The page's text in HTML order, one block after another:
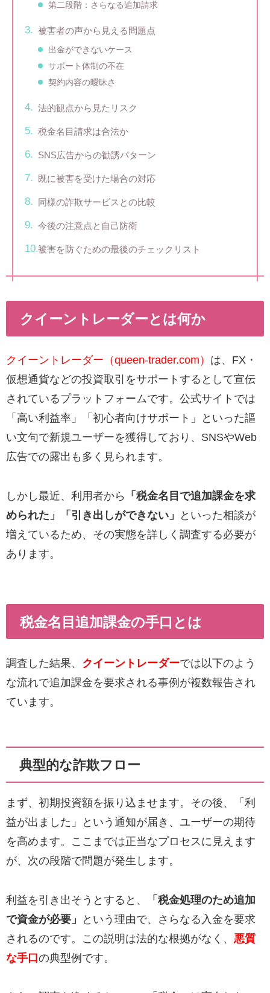
第二段階：さらなる追加請求
被害者の声から見える問題点
出金ができないケース
サポート体制の不在
契約内容の曖昧さ
法的観点から見たリスク
税金名目請求は合法か
SNS広告からの勧誘パターン
既に被害を受けた場合の対応
同様の詐欺サービスとの比較
今後の注意点と自己防衛
被害を防ぐための最後のチェックリスト
クイーントレーダーとは何か
クイーントレーダー（queen-trader.com） は、FX・
仮想通貨などの投資取引をサポートするとして宣伝
されているプラットフォームです。公式サイトでは
「高い利益率」「初心者向けサポート」といった謳
い文句で新規ユーザーを獲得しており、SNSやWeb
広告での露出も多く見られます。
しかし最近、利用者から
「税金名目で追加課金を求
められた」「引き出しができない」
といった相談が
増えているため、その実態を詳しく調査する必要が
あります。
税金名目追加課金の手口とは
調査した結果、 クイーントレーダーでは以下のよう
な流れで追加課金を要求される事例が複数報告され
ています。
典型的な詐欺フロー
まず、初期投資額を振り込ませます。その後、「利
益が出ました」という通知が届き、ユーザーの期待
を高めます。ここまでは正当なプロセスに見えます
が、次の段階で問題が発生します。
利益を引き出そうとすると、
「税金処理のため追加
で資金が必要」
という理由で、さらなる入金を要求
されるのです。この説明は法的な根拠がなく、 悪質
な手口 の典型例です。